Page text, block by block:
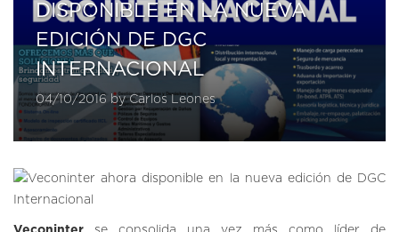
DISPONIBLE EN LA NUEVA
EDICIÓN DE DGC
INTERNACIONAL
04/10/2016 by Carlos Leones